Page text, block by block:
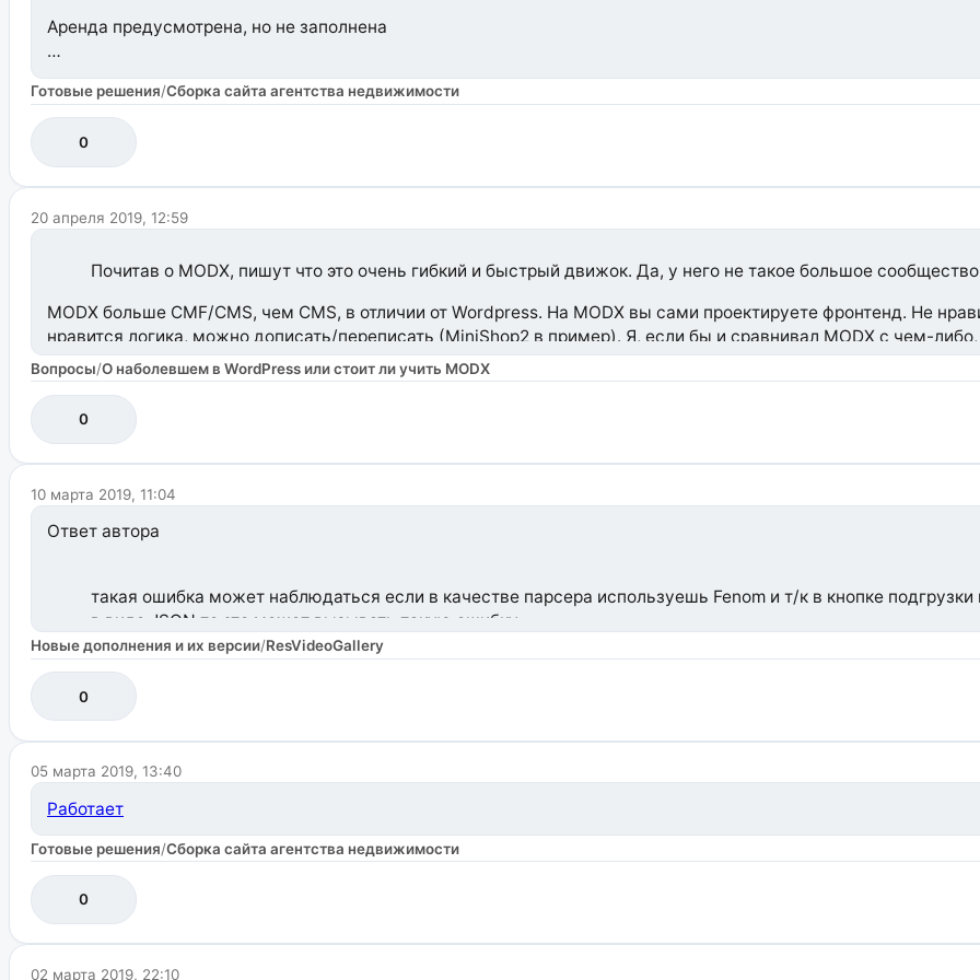
Аренда предусмотрена, но не заполнена
Это не букинг-сервис, чтобы бронировать
Готовые решения/Сборка сайта агентства недвижимости
0
20 апреля 2019, 12:59
Почитав о MODX, пишут что это очень гибкий и быстрый движок. Да, у него не такое большое
MODX больше CMF/CMS, чем CMS, в отличии от Wordpress. На MODX вы сами проектируете фронтенд. Не
нравится логика, можно дописать/переписать (MiniShop2 в пример). Я, если бы и сравнивал MODX с чем-
Из таких же мощностей, только Drupal. До этого плотно работал с ним работал (да и сейчас есть проекты),
если и работать, надо много «перепрограммить». Но тут мощь перевешивает все минусы. Хотя, чтобы
PHP.
канал
OpenModx
Вопросы/О наболевшем в WordPress или стоит ли учить MODX
0
10 марта 2019, 11:04
Ответ автора
такая ошибка может наблюдаться если в качестве парсера используешь Fenom и т/к в кнопке
в виде JSON то это может вызывать такую ошибку
Ждём новую версию.
Новые дополнения и их версии/ResVideoGallery
0
05 марта 2019, 13:40
Работает
Готовые решения/Сборка сайта агентства недвижимости
0
02 марта 2019, 22:10